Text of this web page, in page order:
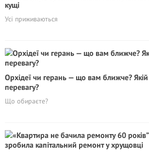
кущі
Усі приживаються
Орхідеї чи герань — що вам ближче? Якій
перевагу?
Що обираєте?